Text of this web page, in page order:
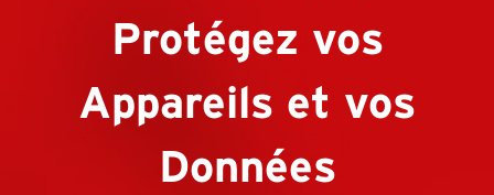
Protégez vos
Appareils et vos
Données